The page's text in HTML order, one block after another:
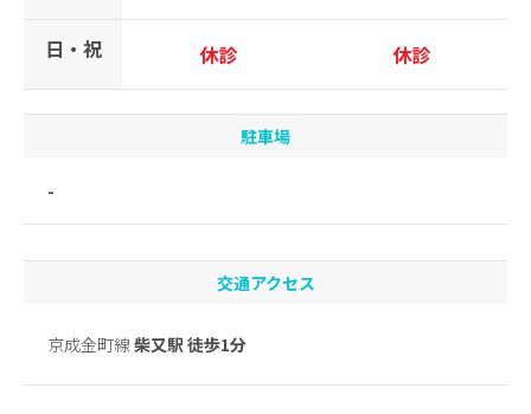
日・祝 休診 休診
駐車場
-
交通アクセス
京成金町線柴又駅 徒歩1分